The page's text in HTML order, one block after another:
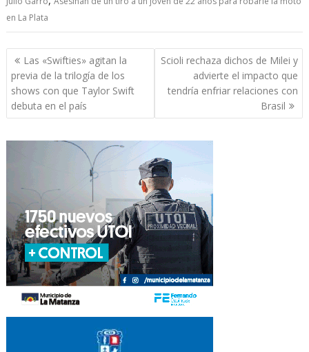
en La Plata
Navegación
de
entradas
Las «Swifties» agitan la
previa de la trilogía de los
shows con que Taylor Swift
debuta en el país
Scioli rechaza dichos de Milei y
advierte el impacto que
tendría enfriar relaciones con
Brasil